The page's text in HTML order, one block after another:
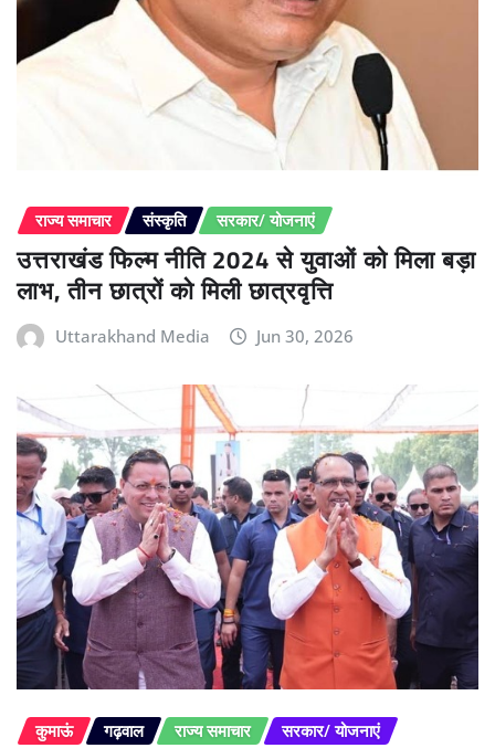
राज्य समाचार संस्कृति सरकार/ योजनाएं
उत्तराखंड फिल्म नीति 2024 से युवाओं को मिला बड़ा
लाभ, तीन छात्रों को मिली छात्रवृत्ति
Uttarakhand Media Jun 30, 2026
कुमाऊं गढ़वाल राज्य समाचार सरकार/ योजनाएं